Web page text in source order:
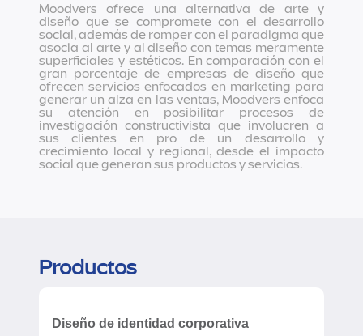
Moodvers ofrece una alternativa de arte y
diseño que se compromete con el desarrollo
social, además de romper con el paradigma que
asocia al arte y al diseño con temas meramente
superficiales y estéticos. En comparación con el
gran porcentaje de empresas de diseño que
ofrecen servicios enfocados en marketing para
generar un alza en las ventas, Moodvers enfoca
su atención en posibilitar procesos de
investigación constructivista que involucren a
sus clientes en pro de un desarrollo y
crecimiento local y regional, desde el impacto
social que generan sus productos y servicios.
Productos
Diseño de identidad corporativa